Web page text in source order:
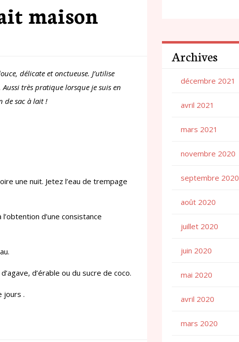
maison
délicate et onctueuse. J’utilise
très pratique lorsque je suis en
de sac à lait !
une nuit. Jetez l’eau de trempage
d’une consistance
d’érable ou du sucre de coco.
jours .
Archives
décembre 2021
avril 2021
mars 2021
novembre 2020
septembre 2020
août 2020
juillet 2020
juin 2020
mai 2020
avril 2020
mars 2020